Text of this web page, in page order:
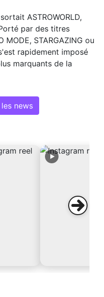
ASTROWORLD,
par des titres
MODE, STARGAZING ou
rapidement imposé
marquants de la
news